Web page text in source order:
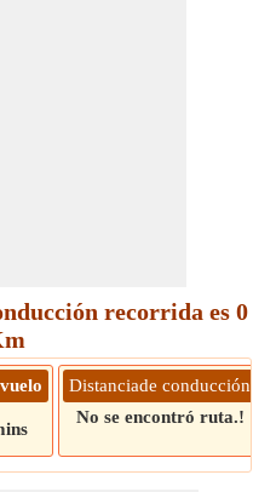
recorrida es 0
Distanciade conducción
No se encontró ruta.!